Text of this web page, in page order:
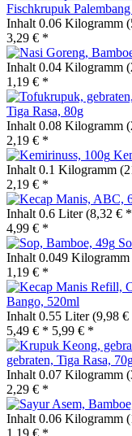
Fischkrupuk
Inhalt 0.06 Kilogramm
3,29 € *
Inhalt 0.04 Kilogramm
1,19 € *
Tiga Rasa, 80g
Inhalt 0.08 Kilogramm
2,19 € *
Inhalt 0.1 Kilogramm
2,19 € *
Inhalt 0.6 Liter(8,32 €
4,99 € *
Inhalt 0.049 Kilogramm
1,19 € *
Bango, 520ml
Inhalt 0.55 Liter(9,98
5,49 € * 5,99 € *
gebraten, Tiga Rasa,
Inhalt 0.07 Kilogramm
2,29 € *
Inhalt 0.06 Kilogramm
1,19 € *